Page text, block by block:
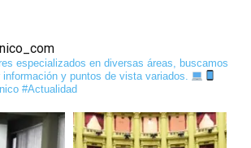
especializados en diversas áreas, buscamos
información y puntos de vista variados.
#Actualidad